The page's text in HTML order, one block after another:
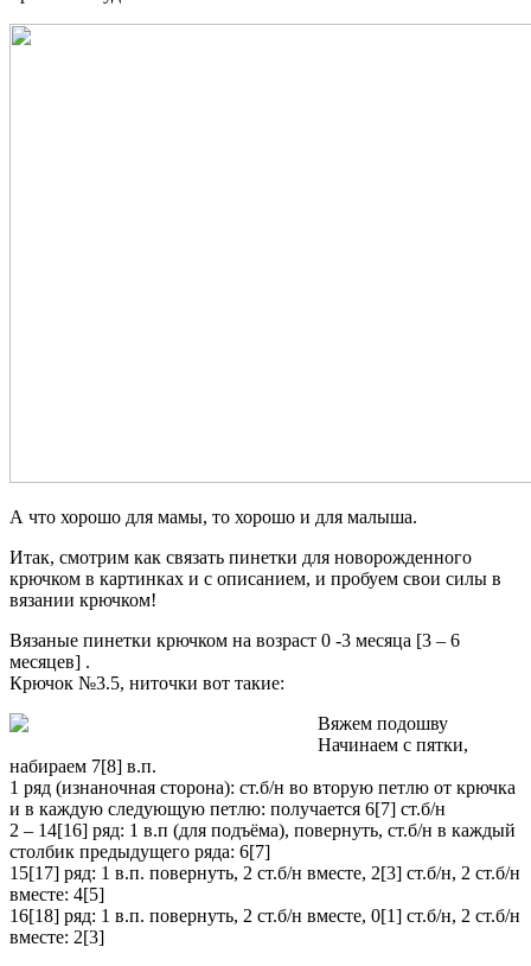
А что хорошо для мамы, то хорошо и для малыша.
Итак, смотрим как связать пинетки для новорожденного
крючком в картинках и с описанием, и пробуем свои силы в
вязании крючком!
Вязаные пинетки крючком на возраст 0 -3 месяца [3 – 6
месяцев] .
Крючок №3.5, ниточки вот такие:
Вяжем подошву
Начинаем с пятки,
набираем 7[8] в.п.
1 ряд (изнаночная сторона): ст.б/н во вторую петлю от крючка
и в каждую следующую петлю: получается 6[7] ст.б/н
2 – 14[16] ряд: 1 в.п (для подъёма), повернуть, ст.б/н в каждый
столбик предыдущего ряда: 6[7]
15[17] ряд: 1 в.п. повернуть, 2 ст.б/н вместе, 2[3] ст.б/н, 2 ст.б/н
вместе: 4[5]
16[18] ряд: 1 в.п. повернуть, 2 ст.б/н вместе, 0[1] ст.б/н, 2 ст.б/н
вместе: 2[3]